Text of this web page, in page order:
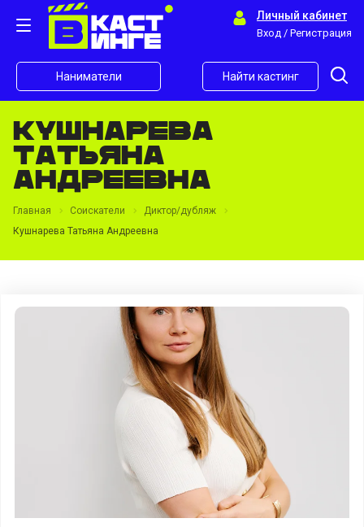
Личный кабинет
Вход / Регистрация
Наниматели Найти кастинг
Кушнарева
Татьяна
Андреевна
Главная Соискатели
Диктор/дубляж
Кушнарева Татьяна Андреевна